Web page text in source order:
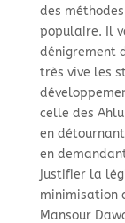
des
populaire. Il
dénigrement
très vive les
celle des
en
en
justifier la
minimisation
Mansour